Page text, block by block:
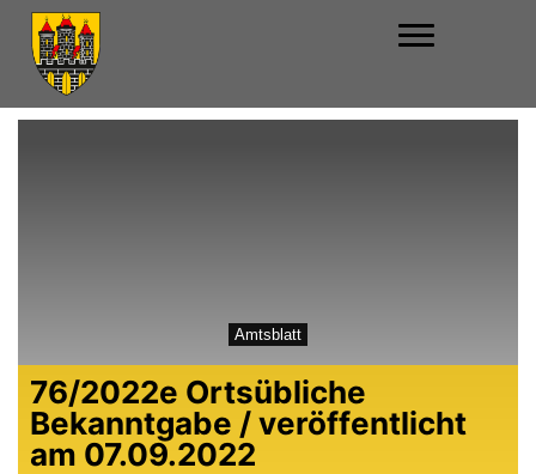
Amtsblatt
76/2022e Ortsübliche
Bekanntgabe / veröffentlicht
am 07.09.2022